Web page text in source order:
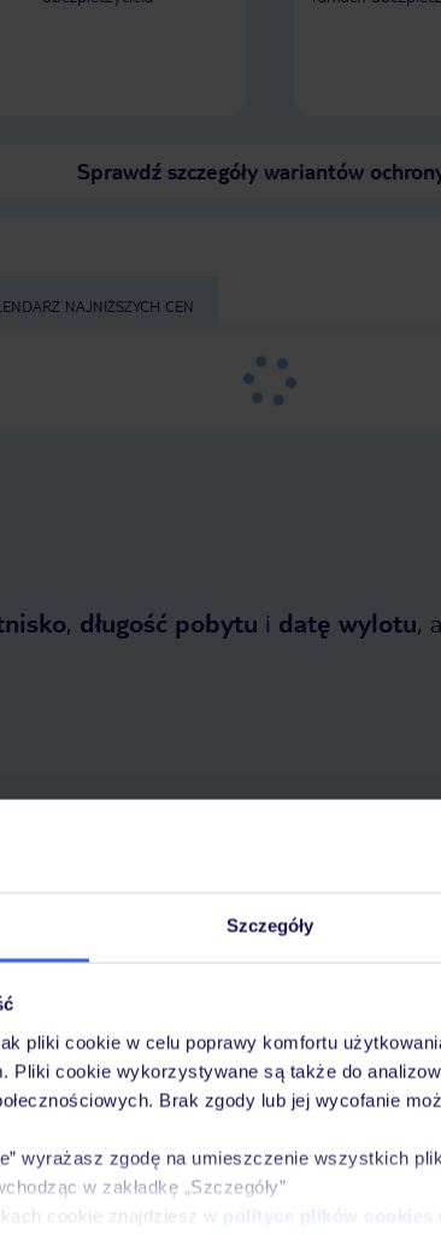
Szczegóły
pliki cookie w celu poprawy komfortu
Pliki cookie wykorzystywane są także do
Brak zgody lub jej wycofanie
wyrażasz zgodę na umieszczenie wszystkich
w zakładkę „Szczegóły”
cookie znajdziesz w polityce plików cookies
Sprawdź szczegóły wariantów
NAJNIŻSZYCH CEN
, długość pobytu i datę wylotu,
Dlaczego warto wybrać TUI?
30 lat w Polsce
Tylko u nas
wakacjach 24/
Pokoje Wyżywienie